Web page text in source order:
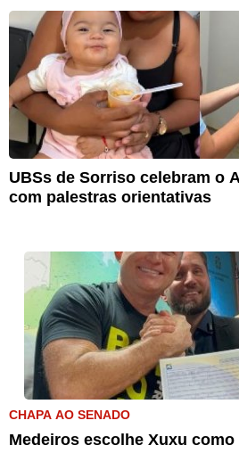
UBSs de Sorriso celebram o
com palestras orientativas
CHAPA AO SENADO
Medeiros escolhe Xuxu